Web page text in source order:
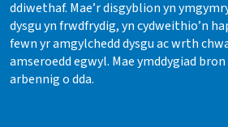
ddiwethaf. Mae’r disgyblion yn
dysgu yn frwdfrydig, yn cydweithio’n
fewn yr amgylchedd dysgu ac wrth
amseroedd egwyl. Mae ymddygiad
arbennig o dda.